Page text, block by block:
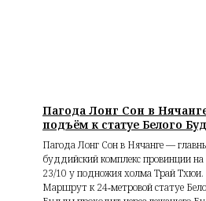
Пагода Лонг Сон в
подъём к статуе Белого
Пагода Лонг Сон в Нячанге —
буддийский комплекс провинции на
23/10 у подножия холма Трай Тхюи.
Маршрут к 24‑метровой статуе